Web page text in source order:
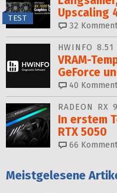
TEST
Upscaling
32
HWINFO 8.51
VRAM-
GeForce
40
RADEON RX
In erstem
RTX 5050
66
Meistgelesene